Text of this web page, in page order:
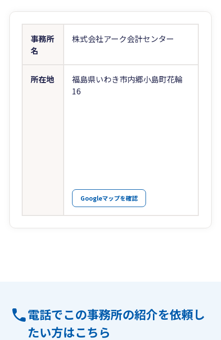
事務所
名
株式会社アーク会計センター
所在地
福島県いわき市内郷小島町花輪
16
Googleマップを確認
電話でこの事務所の紹介を依頼し
たい方はこちら